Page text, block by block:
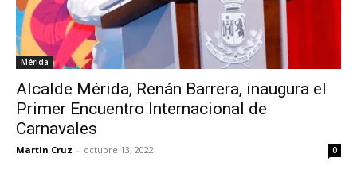
Mérida
Alcalde Mérida, Renán Barrera, inaugura el
Primer Encuentro Internacional de
Carnavales
Martin Cruz - octubre 13, 2022 0